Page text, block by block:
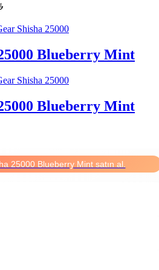
Shisha 25000
Blueberry Mint
Shisha 25000
Blueberry Mint
25000 Blueberry Mint satın al.